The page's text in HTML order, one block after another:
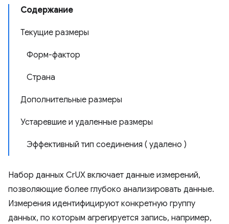
Содержание
Текущие размеры
Форм-фактор
Страна
Дополнительные размеры
Устаревшие и удаленные размеры
Эффективный тип соединения ( удалено )
Набор данных CrUX включает данные измерений,
позволяющие более глубоко анализировать данные.
Измерения идентифицируют конкретную группу
данных, по которым агрегируется запись, например,